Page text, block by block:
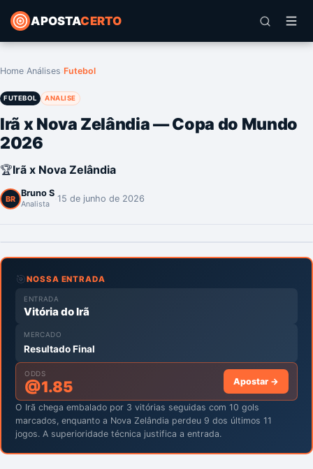
APOSTACERTO
Home Análises Futebol
FUTEBOL ANALISE
Irã x Nova Zelândia — Copa do Mundo
2026
🏆Irã x Nova Zelândia
BR
Bruno S
Analista 15 de junho de 2026
🎯NOSSA ENTRADA
ENTRADA
Vitória do Irã
MERCADO
Resultado Final
ODDS
@1.85 Apostar →
O Irã chega embalado por 3 vitórias seguidas com 10 gols
marcados, enquanto a Nova Zelândia perdeu 9 dos últimos 11
jogos. A superioridade técnica justifica a entrada.